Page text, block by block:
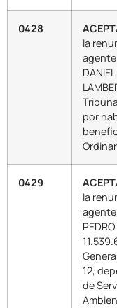
0428
la
por
0429
la
12,
de